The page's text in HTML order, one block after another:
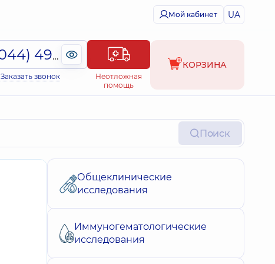
Мой кабинет UA
(044) 495-2-888
Заказать звонок
Неотложная
помощь
КОРЗИНА
Поиск
Общеклинические
исследования
Иммуногематологические
исследования